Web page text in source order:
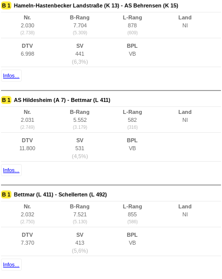
B 1 Hameln-Hastenbecker Landstraße (K 13) - AS Behrensen (K 15)
Nr.
2.030
(2.738)
B-Rang
7.704
(5.309)
L-Rang
878
(609)
Land
NI
DTV
6.998
SV
441
(6,3%)
BPL
VB
Infos...
B 1 AS Hildesheim (A 7) - Bettmar (L 411)
Nr.
2.031
(2.749)
B-Rang
5.552
(3.179)
L-Rang
582
(316)
Land
NI
DTV
11.800
SV
531
(4,5%)
BPL
VB
Infos...
B 1 Bettmar (L 411) - Schellerten (L 492)
Nr.
2.032
(2.750)
B-Rang
7.521
(5.130)
L-Rang
855
(586)
Land
NI
DTV
7.370
SV
413
(5,6%)
BPL
VB
Infos...